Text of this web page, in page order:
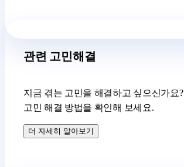
관련 고민해결
지금 겪는 고민을 해결하고 싶으신가요?
고민 해결 방법을 확인해 보세요.
더 자세히 알아보기